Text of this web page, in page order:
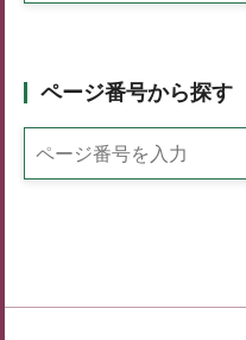
ページ番号から探す